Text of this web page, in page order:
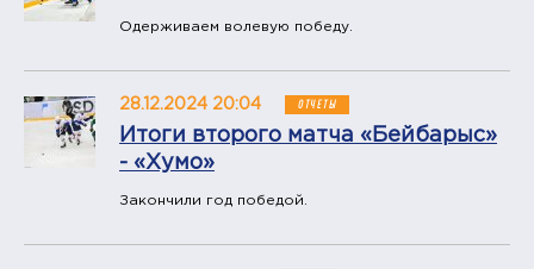
Одерживаем волевую победу.
28.12.2024 20:04 ОТЧЕТЫ
Итоги второго матча «Бейбарыс»
- «Хумо»
Закончили год победой.